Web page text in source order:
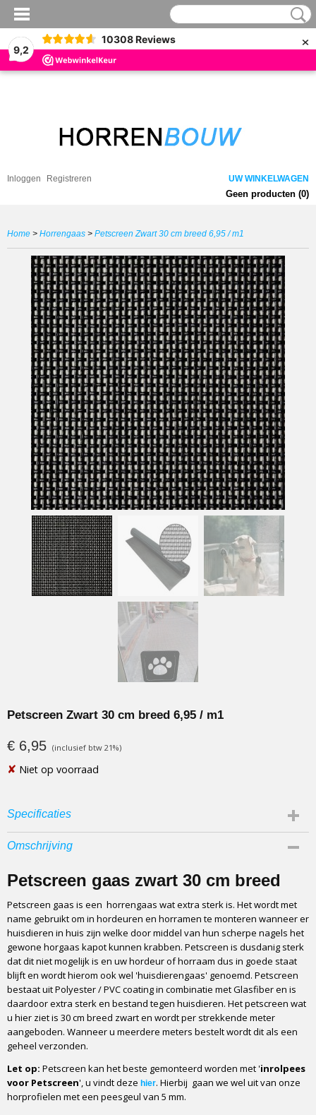
9,2
10308 Reviews ×
Inloggen Registreren UW WINKELWAGEN
Geen producten (0)
Home > Horrengaas > Petscreen Zwart 30 cm breed 6,95 / m1
Petscreen Zwart 30 cm breed 6,95 / m1
€ 6,95 (inclusief btw 21%)
✘ Niet op voorraad
Specificaties
Materiaal
Beschikbare breedtes
30 cm, 70 cm, 90 cm, 120 cm, 160 cm, 180 cm
Beschikbare kleuren
Grijs en Zwart
Kwaliteit
Highend quality
Maaswijdte
0,8 x 1,0 mm (ongeveer)
Gewicht
410 gram per vierkante meter
Openheid / doorkijk
Dikte materiaal
0,83 mm
Omschrijving
Petscreen gaas zwart 30 cm breed
Petscreen gaas is een horrengaas wat extra sterk is. Het wordt met
name gebruikt om in hordeuren en horramen te monteren wanneer er
huisdieren in huis zijn welke door middel van hun scherpe nagels het
gewone horgaas kapot kunnen krabben. Petscreen is dusdanig sterk
dat dit niet mogelijk is en uw hordeur of horraam dus in goede staat
blijft en wordt hierom ook wel 'huisdierengaas' genoemd. Petscreen
bestaat uit Polyester / PVC coating in combinatie met Glasfiber en is
daardoor extra sterk en bestand tegen huisdieren. Het petscreen wat
u hier ziet is 30 cm breed zwart en wordt per strekkende meter
aangeboden. Wanneer u meerdere meters bestelt wordt dit als een
geheel verzonden.
Let op: Petscreen kan het beste gemonteerd worden met 'inrolpees
voor Petscreen', u vindt deze hier. Hierbij gaan we wel uit van onze
horprofielen met een peesgeul van 5 mm.